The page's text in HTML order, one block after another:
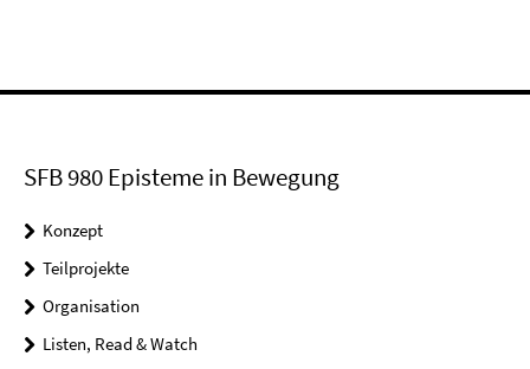
SFB 980 Episteme in Bewegung
Konzept
Teilprojekte
Organisation
Listen, Read & Watch